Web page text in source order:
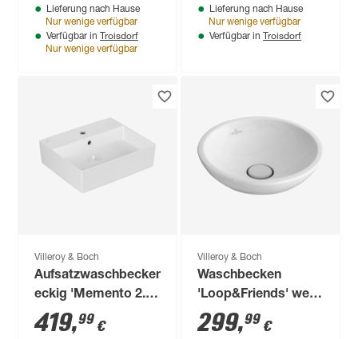
Lieferung nach Hause
Nur wenige verfügbar
Verfügbar in Troisdorf
Nur wenige verfügbar
geschliffen
Lieferung nach Hause
Nur wenige verfügbar
Verfügbar in Troisdorf
Villeroy & Boch
Aufsatzwaschbecken
eckig 'Memento 2.0'
weiß 50 x 14 x 42 cm
419,99 €
Villeroy & Boch
Waschbecken
'Loop&Friends' weiß
Ø 38 x 15 cm
299,99 €